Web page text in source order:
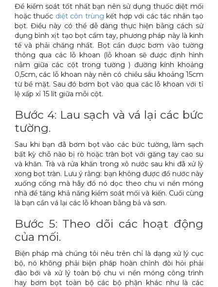
Để kiểm soát tốt nhất bạn nên sử dụng thuốc diệt mối
hoặc thuốc diệt côn trùng kết hợp với các tác nhân tạo
bọt. Điều này có thể dễ dàng thực hiện bằng cách sử
dụng bình xịt tạo bọt cầm tay, phương pháp này là kinh
tế và phải chăng nhất. Bọt cần được bơm vào tường
thông qua các lỗ khoan (lỗ khoan sẽ được định hình
nằm giữa các cột trong tường ) đường kính khoảng
0,5cm, các lỗ khoan này nên có chiều sâu khoảng 15cm
từ bề mặt. Sau đó bơm bọt vào qua các lỗ khoan với tỉ
lệ xấp xỉ 15 lít giữa mỗi cột.
Bước 4: Lau sạch và vá lại các bức
tường.
Sau khi bạn đã bơm bọt vào các bức tường, làm sạch
bất kỳ chỗ nào bị rò hoặc tràn bọt với găng tay cao su
và khăn. Trà và rửa khăn trong xô nước sau khi đã xử lý
xong bọt tràn. Lưu ý rằng: bạn không được đổ nước này
xuống cống mà hãy đổ nó dọc theo chu vi nền móng
nhà để tăng khả năng kiểm soát mối và kiến. Cuối cùng
là bạn cần vá lại các lỗ khoan bằng bả và sơn.
Bước 5: Theo dõi các hoạt động
của mối.
Biện pháp mà chúng tôi nêu trên chỉ là dạng xử lý cục
bộ, nó không phải biện pháp hoàn chỉnh đòi hỏi phải
đào bới và xử lý toàn bộ chu vi nền móng công trình
hay bơm bọt toàn bộ các bộ phận khác như là các